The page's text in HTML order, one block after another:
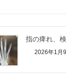
指の痺れ、
2026年1月